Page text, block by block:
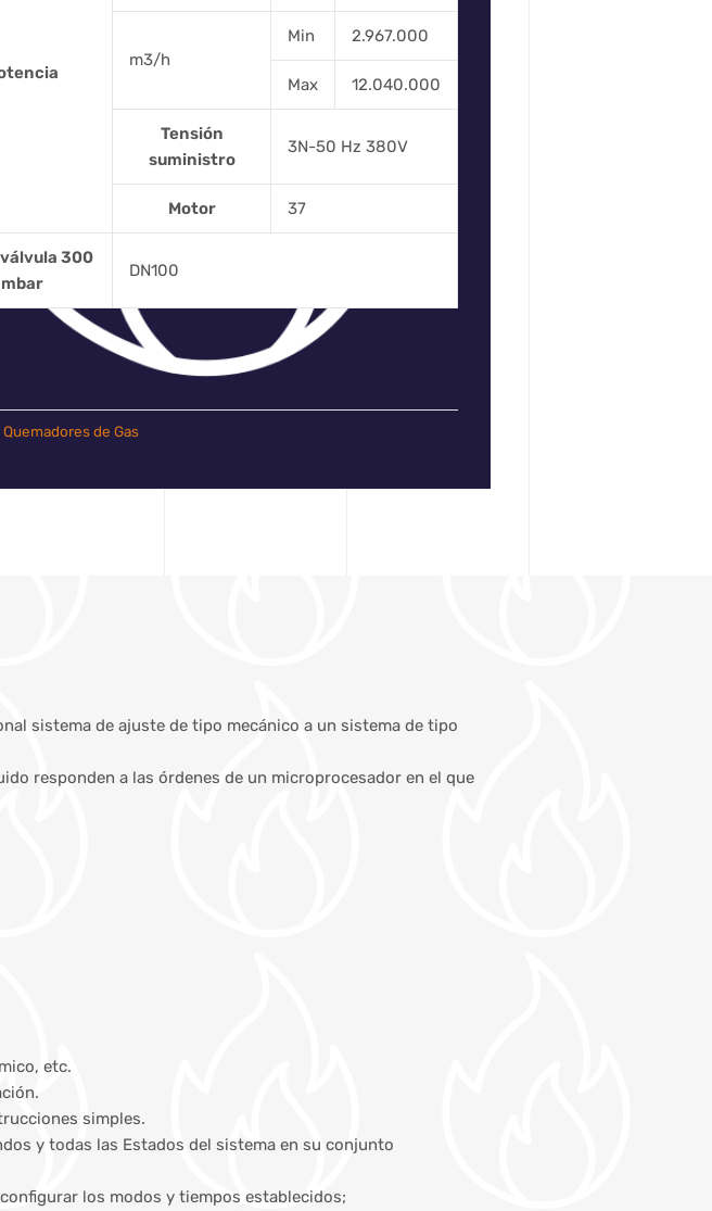
m3/h
Min 2.967.000
Max 12.040.000
Tensión
suministro
3N-50 Hz 380V
Motor 37
300
mbar
DN100
Quemadores de Gas
sistema de ajuste de tipo mecánico a un sistema de tipo
responden a las órdenes de un microprocesador en el que
etc.
simples.
y todas las Estados del sistema en su conjunto
los modos y tiempos establecidos;